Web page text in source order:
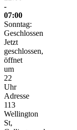
-
07:00
Sonntag:
Geschlossen
Jetzt
geschlossen,
öffnet
um
22
Uhr
Adresse
113
Wellington
St,